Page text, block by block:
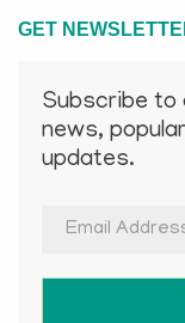
GET
Subscribe
news,
updates.